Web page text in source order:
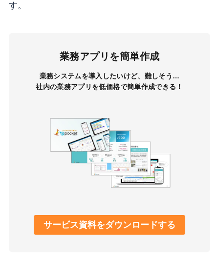
す。
業務アプリを簡単作成
業務システムを導入したいけど、難しそう…
社内の業務アプリを低価格で簡単作成できる！
サービス資料をダウンロードする